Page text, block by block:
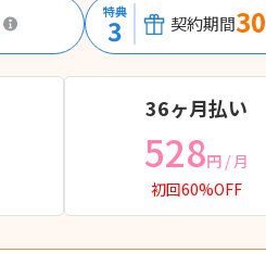
特典
3 契約期間30
36ヶ月払い
528円 / 月
初回60%OFF